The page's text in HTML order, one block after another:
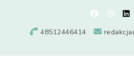
48512446414